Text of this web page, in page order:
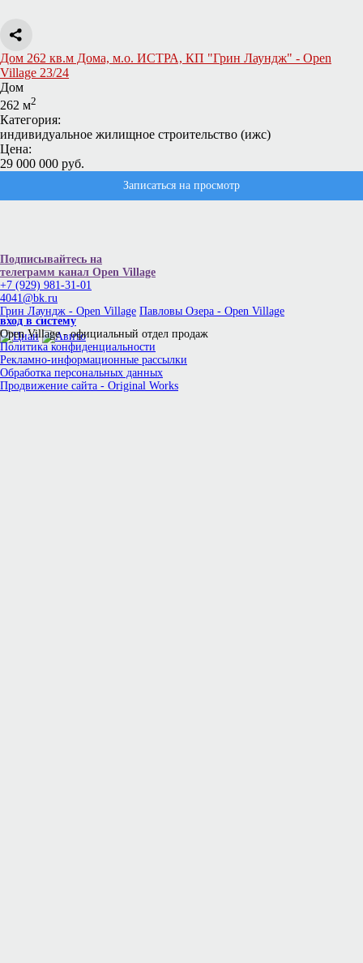
Дом 262 кв.м Дома, м.о. ИСТРА, КП "Грин Лаундж" - Open
Village 23/24
Дом
262 м2
Категория:
индивидуальное жилищное строительство (ижс)
Цена:
29 000 000 руб.
Записаться на просмотр
Подписывайтесь на
телеграмм канал Open Village
+7 (929) 981-31-01
4041@bk.ru
Грин Лаундж - Open Village Павловы Озера - Open Village
вход в систему
Open Village - официальный отдел продаж
Политика конфиденциальности
Рекламно-информационные рассылки
Обработка персональных данных
Продвижение сайта - Original Works